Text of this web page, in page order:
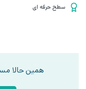
سطح حرفه ای
همین حالا